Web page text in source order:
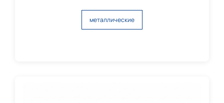
металлические